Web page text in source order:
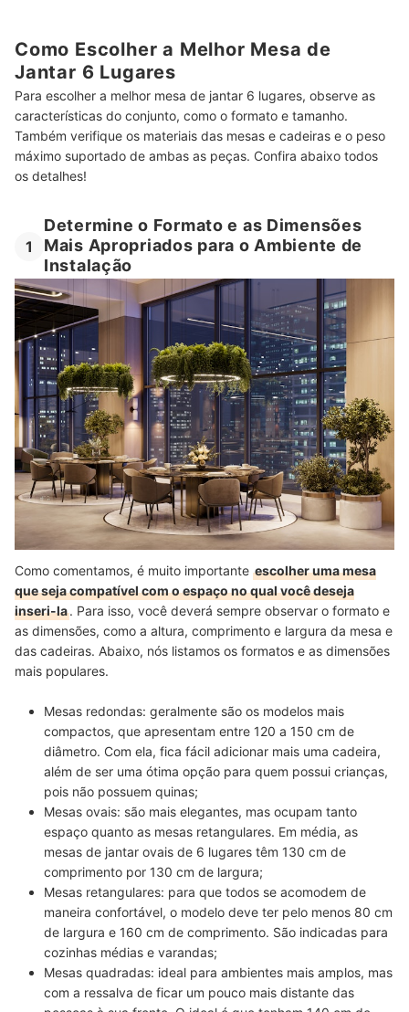
Como Escolher a Melhor Mesa de
Jantar 6 Lugares
Para escolher a melhor mesa de jantar 6 lugares, observe as
características do conjunto, como o formato e tamanho.
Também verifique os materiais das mesas e cadeiras e o peso
máximo suportado de ambas as peças. Confira abaixo todos
os detalhes!
1
Determine o Formato e as Dimensões
Mais Apropriados para o Ambiente de
Instalação
Como comentamos, é muito importante escolher uma mesa
que seja compatível com o espaço no qual você deseja
inseri-la. Para isso, você deverá sempre observar o formato e
as dimensões, como a altura, comprimento e largura da mesa e
das cadeiras. Abaixo, nós listamos os formatos e as dimensões
mais populares.
Mesas redondas: geralmente são os modelos mais
compactos, que apresentam entre 120 a 150 cm de
diâmetro. Com ela, fica fácil adicionar mais uma cadeira,
além de ser uma ótima opção para quem possui crianças,
pois não possuem quinas;
Mesas ovais: são mais elegantes, mas ocupam tanto
espaço quanto as mesas retangulares. Em média, as
mesas de jantar ovais de 6 lugares têm 130 cm de
comprimento por 130 cm de largura;
Mesas retangulares: para que todos se acomodem de
maneira confortável, o modelo deve ter pelo menos 80 cm
de largura e 160 cm de comprimento. São indicadas para
cozinhas médias e varandas;
Mesas quadradas: ideal para ambientes mais amplos, mas
com a ressalva de ficar um pouco mais distante das